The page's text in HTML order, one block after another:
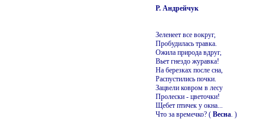
Р. Андрейчук
Зеленеет все вокруг,
Пробудилась травка.
Ожила природа вдруг,
Вьет гнездо журавка!
На березках после сна,
Распустились почки.
Зацвели ковром в лесу
Пролески - цветочки!
Щебет птичек у окна...
Что за времечко? ( Весна. )